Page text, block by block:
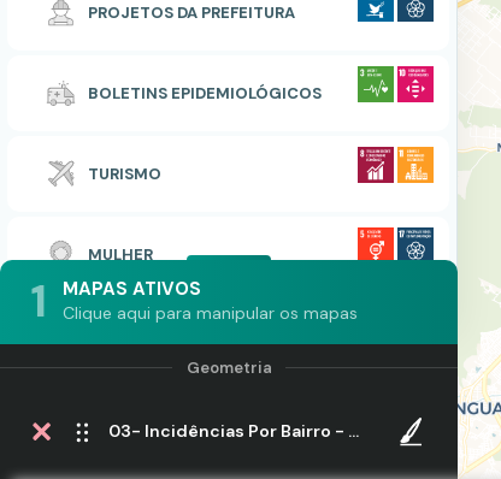
PROJETOS DA PREFEITURA
BOLETINS EPIDEMIOLÓGICOS
TURISMO
MULHER
1 MAPAS ATIVOS
Clique aqui para manipular os mapas
03- Incidências Por Bairro - Ano 2022 - 3ª Semana Epidemiológica